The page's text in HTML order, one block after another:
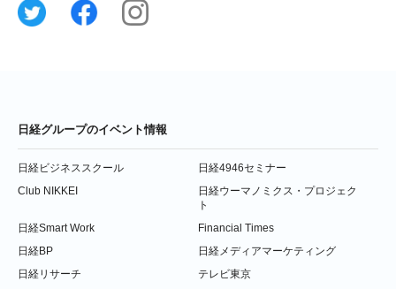
日経グループのイベント情報
日経ビジネススクール
日経4946セミナー
Club NIKKEI
日経ウーマノミクス・プロジェク
ト
日経Smart Work
Financial Times
日経BP
日経メディアマーケティング
日経リサーチ
テレビ東京